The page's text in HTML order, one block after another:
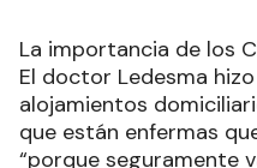
La importancia de los
El doctor Ledesma
alojamientos
que están enfermas
“porque seguramente